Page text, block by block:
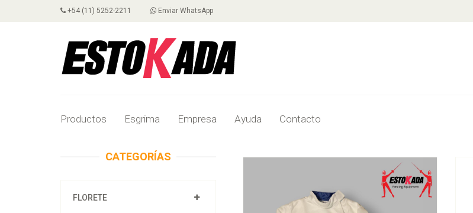
+54 (11) 5252-2211 Enviar WhatsApp
Productos Esgrima Empresa Ayuda Contacto
CATEGORÍAS
FLORETE